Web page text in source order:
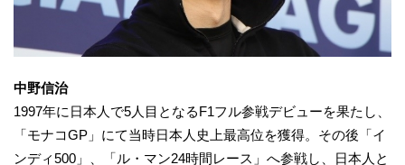
中野信治
1997年に日本人で5人目となるF1フル参戦デビューを果たし、
「モナコGP」にて当時日本人史上最高位を獲得。その後「イ
ンディ500」、「ル・マン24時間レース」へ参戦し、日本人と